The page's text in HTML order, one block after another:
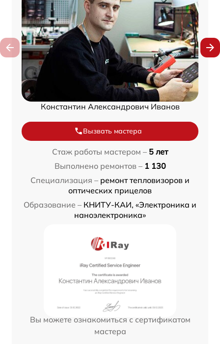
Константин Александрович Иванов
Вызвать мастера
Стаж работы мастером – 5 лет
Выполнено ремонтов – 1 130
Специализация – ремонт тепловизоров и
оптических прицелов
Образование – КНИТУ-КАИ, «Электроника и
наноэлектроника»
Вы можете ознакомиться с сертификатом
мастера